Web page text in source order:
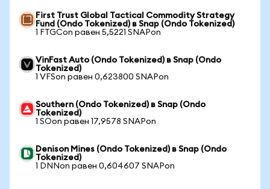
First Trust Global Tactical Commodity Strategy
Fund (Ondo Tokenized) в Snap (Ondo Tokenized)
1 FTGCon равен 5,5221 SNAPon
VinFast Auto (Ondo Tokenized) в Snap (Ondo
Tokenized)
1 VFSon равен 0,623800 SNAPon
Southern (Ondo Tokenized) в Snap (Ondo
Tokenized)
1 SOon равен 17,9578 SNAPon
Denison Mines (Ondo Tokenized) в Snap (Ondo
Tokenized)
1 DNNon равен 0,604607 SNAPon